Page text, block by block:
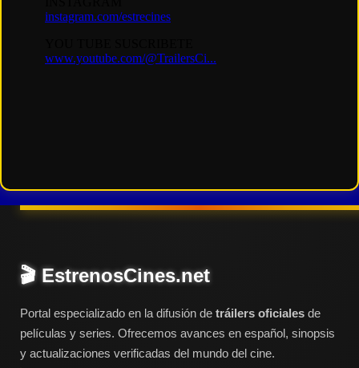
🎬 EstrenosCines.net
Portal especializado en la difusión de tráilers oficiales de
películas y series. Ofrecemos avances en español, sinopsis
y actualizaciones verificadas del mundo del cine.